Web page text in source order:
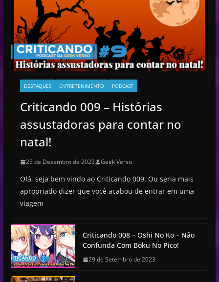
DESTAQUES ENTRETENIMENTO PODCAST
Criticando 009 – Histórias
assustadoras para contar no
natal!
25 de Dezembro de 2023 Geek Verso
Olá, seja bem vindo ao Criticando 009. Ou seria mais
apropriado dizer que você acabou de entrar em uma
viagem
Criticando 008 – Oshi No Ko – Não
Confunda Com Boku No Pico!
29 de Setembro de 2023